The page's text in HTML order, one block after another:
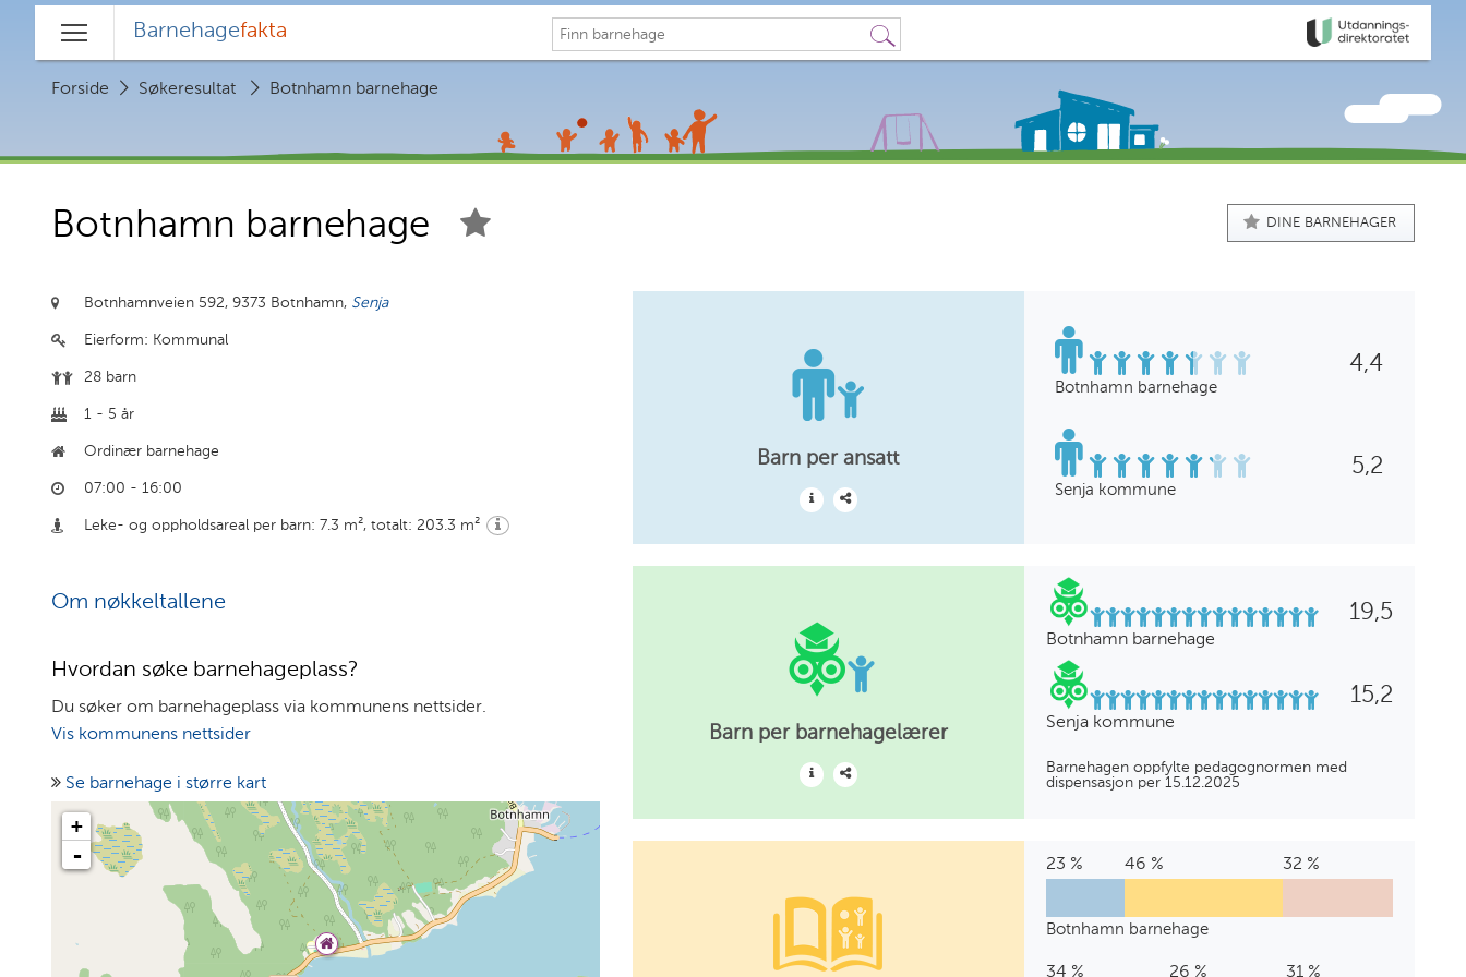
Hovedmeny
Barnehagefakta Søk
Forside Søkeresultat Botnhamn barnehage
Botnhamn barnehage DINE BARNEHAGER
Botnhamnveien 592, 9373 Botnhamn, Senja
Eierform: Kommunal
28 barn
1 - 5 år
Ordinær barnehage
07:00 - 16:00
Leke- og oppholdsareal per barn: 7.3 m², totalt: 203.3 m²
Om nøkkeltallene
Hvordan søke barnehageplass?
Du søker om barnehageplass via kommunens nettsider.
Vis kommunens nettsider
Se barnehage i større kart
+
-
Barn per ansatt
4,4
Botnhamn barnehage
5,2
Senja kommune
Barn per barnehagelærer
19,5
Botnhamn barnehage
15,2
Senja kommune
Barnehagen oppfylte pedagognormen med
dispensasjon per 15.12.2025
23 %
Barnehagelærer
0
%
Annen
pedagogisk
46 %
Barne-
og
0
%
Annen
høyere
0
%
Annen
fagarbeiderutdanning
32 %
Annen
bakgrunn
Botnhamn barnehageBotnhamn
23
046
0032
34 %
Barnehagelærer1Annen
26 %
Barne-
Annen
Annen
31 %
Annen